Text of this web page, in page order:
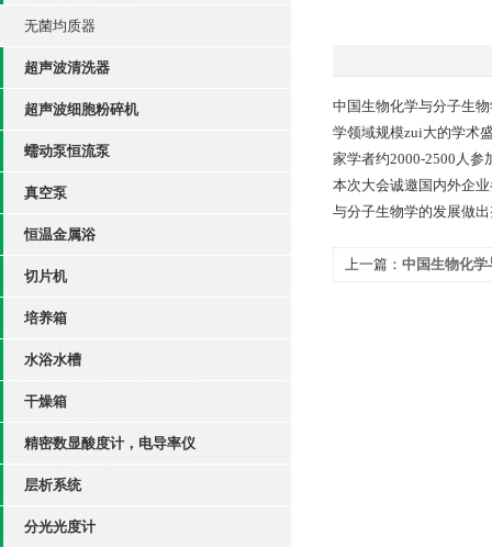
无菌均质器
超声波清洗器
超声波细胞粉碎机
蠕动泵恒流泵
真空泵
恒温金属浴
切片机
培养箱
水浴水槽
干燥箱
精密数显酸度计，电导率仪
层析系统
分光光度计
中国生物化学与分子生
学领域规模zui大的学术
家学者约2000-2500人参
本次大会诚邀国内外企
与分子生物学的发展做
上一篇： 中国生物化学